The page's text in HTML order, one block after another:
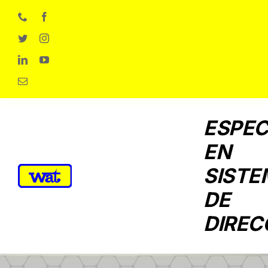
content
EN
DE